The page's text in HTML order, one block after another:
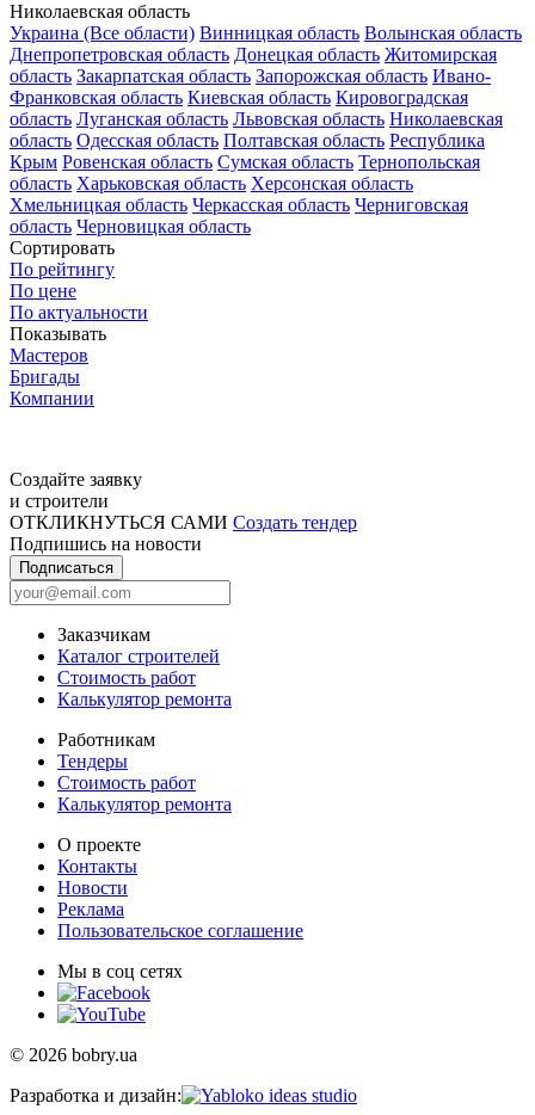
Николаевская область
Украина (Все области) Винницкая область Волынская область
Днепропетровская область Донецкая область Житомирская
область Закарпатская область Запорожская область Ивано-
Франковская область Киевская область Кировоградская
область Луганская область Львовская область Николаевская
область Одесская область Полтавская область Республика
Крым Ровенская область Сумская область Тернопольская
область Харьковская область Херсонская область
Хмельницкая область Черкасская область Черниговская
область Черновицкая область
Сортировать
По рейтингу
По цене
По актуальности
Показывать
Мастеров
Бригады
Компании
Создайте заявку
и строители
ОТКЛИКНУТЬСЯ САМИ Создать тендер
Подпишись на новости
Подписаться
Заказчикам
Каталог строителей
Стоимость работ
Калькулятор ремонта
Работникам
Тендеры
Стоимость работ
Калькулятор ремонта
О проекте
Контакты
Новости
Реклама
Пользовательское соглашение
Мы в соц сетях
© 2026 bobry.ua
Разработка и дизайн: